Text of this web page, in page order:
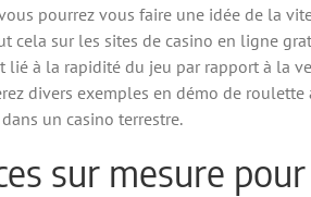
pourrez vous faire une idée de la
cela sur les sites de casino en ligne
lié à la rapidité du jeu par rapport à la
divers exemples en démo de
un casino terrestre.
sur mesure